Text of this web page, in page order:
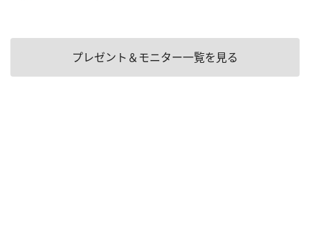
プレゼント＆モニター一覧を見る